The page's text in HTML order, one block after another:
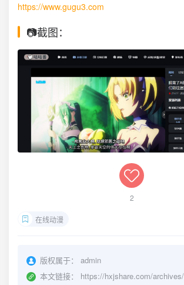
https://www.gugu3.com
📷截图：
2
在线动漫
版权属于：
admin
本文链接：
https://hxjshare.com/